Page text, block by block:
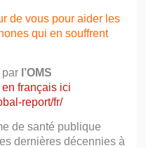
de vous pour aider les
qui en souffrent
l’OMS
français ici
report/fr/
de santé publique
dernières décennies à